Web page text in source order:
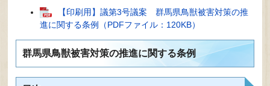
【印刷用】議第3号議案 群馬県鳥獣被害対策の推
進に関する条例（PDFファイル：120KB）
群馬県鳥獣被害対策の推進に関する条例